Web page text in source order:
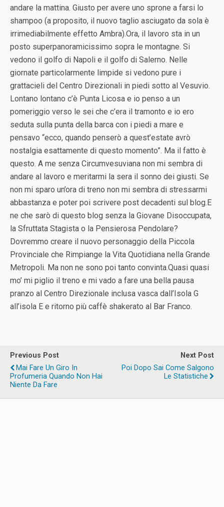
andare la mattina. Giusto per avere uno sprone a farsi lo
shampoo (a proposito, il nuovo taglio asciugato da sola è
irrimediabilmente effetto Ambra).Ora, il lavoro sta in un
posto superpanoramicissimo sopra le montagne. Si
vedono il golfo di Napoli e il golfo di Salerno. Nelle
giornate particolarmente limpide si vedono pure i
grattacieli del Centro Direzionali in piedi sotto al Vesuvio.
Lontano lontano c’è Punta Licosa e io penso a un
pomeriggio verso le sei che c’era il tramonto e io ero
seduta sulla punta della barca con i piedi a mare e
pensavo “ecco, quando penserò a quest’estate avrò
nostalgia esattamente di questo momento”. Ma il fatto è
questo. A me senza Circumvesuviana non mi sembra di
andare al lavoro e meritarmi la sera il sonno dei giusti. Se
non mi sparo un’ora di treno non mi sembra di stressarmi
abbastanza e poter poi scrivere post decadenti sul blog.E
ne che sarò di questo blog senza la Giovane Disoccupata,
la Sfruttata Stagista o la Pensierosa Pendolare?
Dovremmo creare il nuovo personaggio della Piccola
Provinciale che Rimpiange la Vita Quotidiana nella Grande
Metropoli. Ma non ne sono poi tanto convinta.Quasi quasi
mo’ mi piglio il treno e mi vado a fare una bella pausa
pranzo al Centro Direzionale inclusa vasca dall’Isola G
all’isola E e ritorno più caffè shakerato al Bar Franco.
Previous Post
Mai Fare Un Giro In
Profumeria Quando Non Hai
Niente Da Fare
Next Post
Poi Dopo Sai Come Salgono
Le Statistiche